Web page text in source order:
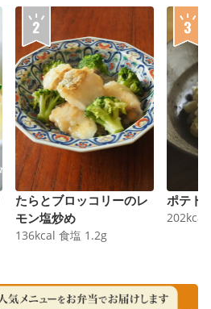
たらとブロッコリーのレ
モン塩炒め
136kcal 食塩 1.2g
ポテト
202kcal